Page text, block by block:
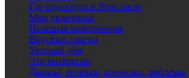
Где отдохнуть в Ярославле
Мир увлечений
Полезная информация
Вкусные советы
Уютный дом
Это интересно
Девизы, речёвки, кричалки, эмблемы